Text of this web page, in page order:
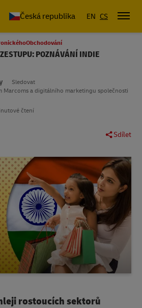
Česká republika EN CS
POZNÁVÁNÍ INDIE
Sledovat
Marcoms a digitálního marketingu společnosti
čtení
Sdílet
rostoucích sektorů